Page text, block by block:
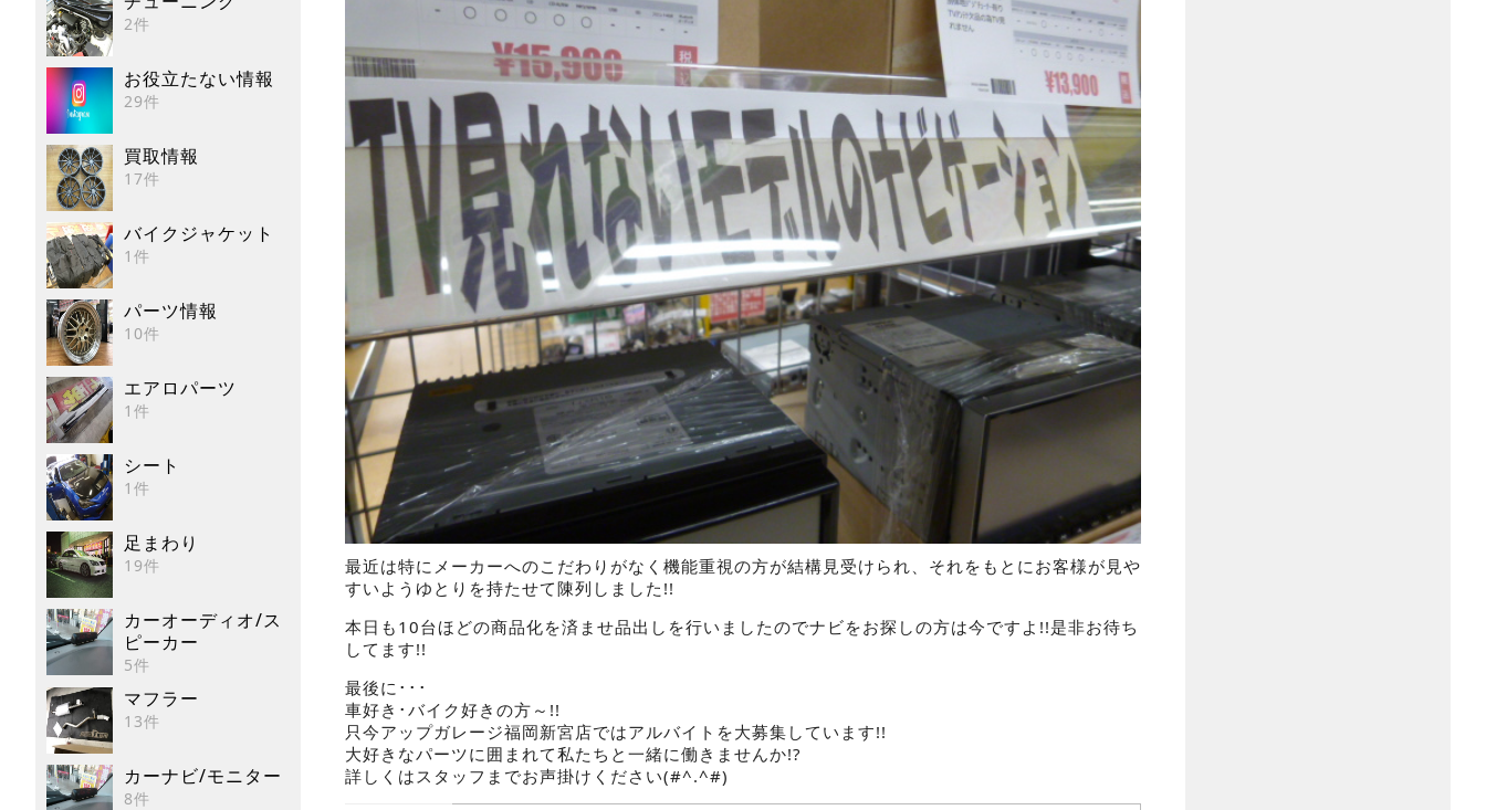
2件
お役立たない情報
29件
買取情報
17件
バイクジャケット
1件
パーツ情報
10件
エアロパーツ
1件
シート
1件
足まわり
19件
カーオーディオ/ス
ピーカー
5件
マフラー
13件
カーナビ/モニター
8件
最近は特にメーカーへのこだわりがなく機能重視の方が結構見受けられ、それをもとにお客様が見や
すいようゆとりを持たせて陳列しました!!
本日も10台ほどの商品化を済ませ品出しを行いましたのでナビをお探しの方は今ですよ!!是非お待ち
してます!!
最後に･･･
車好き･バイク好きの方～!!
只今アップガレージ福岡新宮店ではアルバイトを大募集しています!!
大好きなパーツに囲まれて私たちと一緒に働きませんか!?
詳しくはスタッフまでお声掛けください(#^.^#)